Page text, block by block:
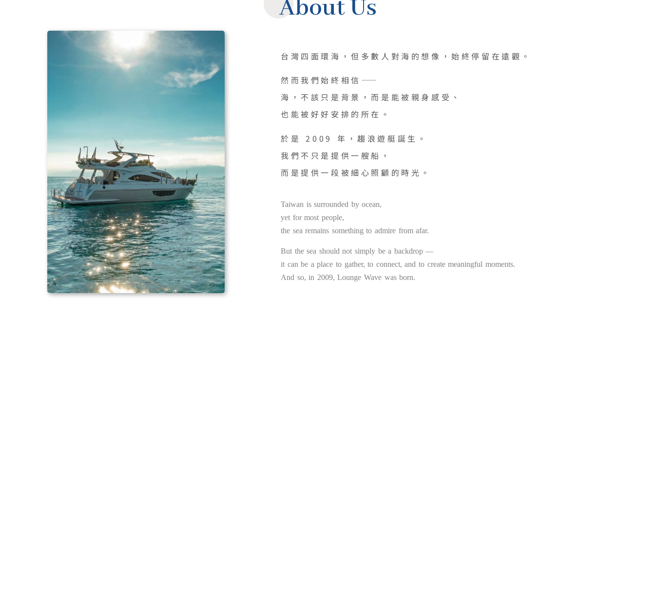
About Us
台灣四面環海，但多數人對海的想像，始終停留在遠觀。
然而我們始終相信——
海，不該只是背景，而是能被親身感受、
也能被好好安排的所在。
於是 2009 年，趨浪遊艇誕生。
我們不只是提供一艘船，
而是提供一段被細心照顧的時光。
Taiwan is surrounded by ocean,
yet for most people,
the sea remains something to admire from afar.
But the sea should not simply be a backdrop —
it can be a place to gather, to connect, and to create meaningful moments.
And so, in 2009, Lounge Wave was born.